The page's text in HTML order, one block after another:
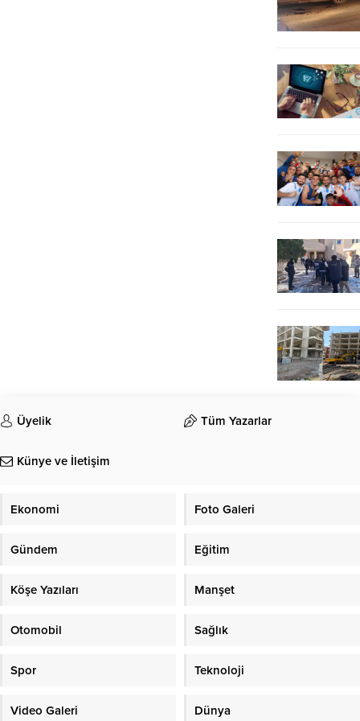
Üyelik Tüm Yazarlar
Künye ve İletişim
Ekonomi Foto Galeri
Gündem Eğitim
Köşe Yazıları Manşet
Otomobil Sağlık
Spor Teknoloji
Video Galeri Dünya